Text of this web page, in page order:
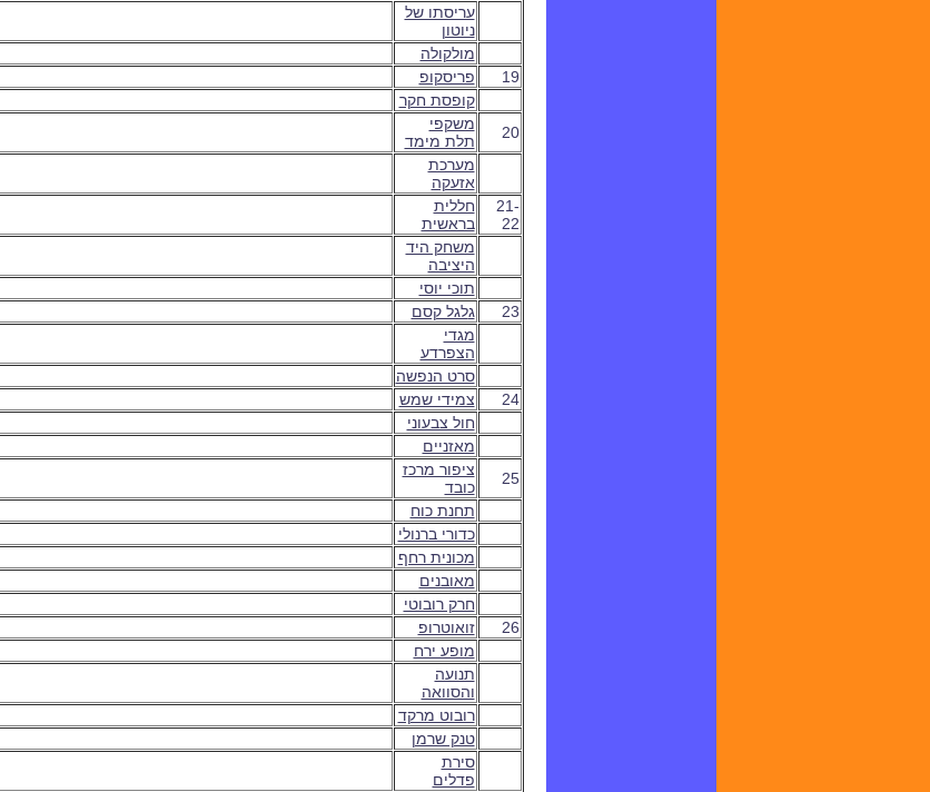
עריסתו של
ניוטון
מולקולה
19
פריסקופ
קופסת חקר
20
משקפי
תלת מימד
מערכת
אזעקה
21-
22
חללית
בראשית
משחק היד
היציבה
תוכי יוסי
23
גלגל קסם
מגדי
הצפרדע
סרט הנפשה
24
צמידי שמש
חול צבעוני
מאזניים
25
ציפור מרכז
כובד
תחנת כוח
כדורי ברנולי
מכונית רחף
מאובנים
חרק רובוטי
26
זואוטרופ
מופע ירח
תנועה
והסוואה
רובוט מרקד
טנק שרמן
סירת
פדלים